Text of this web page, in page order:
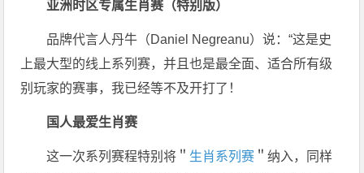
亚洲时区专属生肖赛（特别版）
品牌代言人丹牛（Daniel Negreanu）说：“这是史
上最大型的线上系列赛，并且也是最全面、适合所有级
别玩家的赛事，我已经等不及开打了！
国人最爱生肖赛
这一次系列赛程特别将＂ 生肖系列赛 ＂纳入，同样